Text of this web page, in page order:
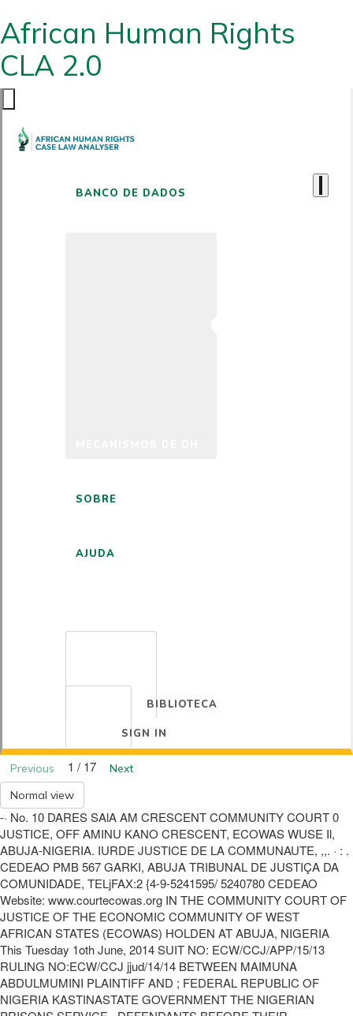
African Human Rights
CLA 2.0
BANCO DE DADOS
SOBRE
AJUDA
BIBLIOTECA
SIGN IN
Previous 1 / 17
Next
Normal view
-· No. 10 DARES SAlA AM CRESCENT COMMUNITY COURT 0
JUSTICE, OFF AMINU KANO CRESCENT, ECOWAS WUSE Il,
ABUJA-NIGERIA. IURDE JUSTICE DE LA COMMUNAUTE, ,,. · : .
CEDEAO PMB 567 GARKI, ABUJA TRIBUNAL DE JUSTIÇA DA
COMUNIDADE, TELjFAX:2 {4-9-5241595/ 5240780 CEDEAO
Website: www.courtecowas.org IN THE COMMUNITY COURT OF
JUSTICE OF THE ECONOMIC COMMUNITY OF WEST
AFRICAN STATES (ECOWAS) HOLDEN AT ABUJA, NIGERIA
This Tuesday 1oth June, 2014 SUIT NO: ECW/CCJ/APP/15/13
RULING NO:ECW/CCJ jjud/14/14 BETWEEN MAIMUNA
ABDULMUMINI PLAINTIFF AND ; FEDERAL REPUBLIC OF
NIGERIA KASTINASTATE GOVERNMENT THE NIGERIAN